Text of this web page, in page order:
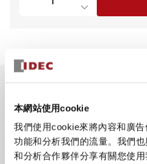
本網站使用cookie
我們使用cookie來將內容和廣
功能和分析我們的流量。我們
和分析合作夥伴分享有關您使
主要特點
CS型凸輪開關是方便用於設備
泛的操作開關器。